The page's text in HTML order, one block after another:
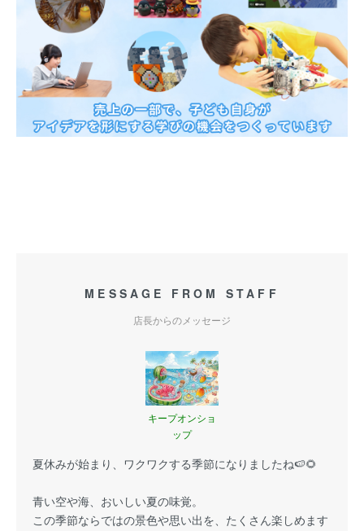
MESSAGE FROM STAFF
店長からのメッセージ
キープオンショ
ップ
夏休みが始まり、ワクワクする季節になりましたね🍉🌻
青い空や海、おいしい夏の味覚。
この季節ならではの景色や思い出を、たくさん楽しめます